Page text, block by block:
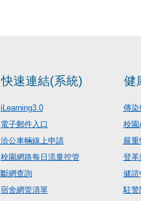
快速連結(系統)
iLearning3.0
電子郵件入口
洽公車輛線上申請
校園網路每日流量控管
斷網查詢
宿舍網管清單
健
傳染
校園
嚴
登革
健諮
駐警